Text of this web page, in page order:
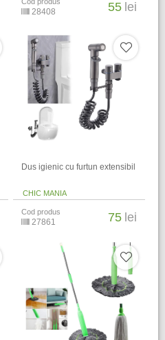
28408 55 lei
Dus igienic cu furtun extensibil
CHIC MANIA
Cod produs
27861 75 lei